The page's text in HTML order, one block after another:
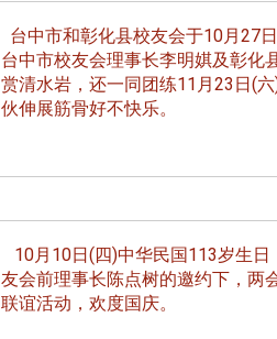
台中市和彰化县校友会于10月27
台中市校友会理事长李明娸及彰化
赏清水岩，还一同团练11月23日(
伙伸展筋骨好不快乐。
10月10日(四)中华民国113岁生
友会前理事长陈点树的邀约下，两
联谊活动，欢度国庆。